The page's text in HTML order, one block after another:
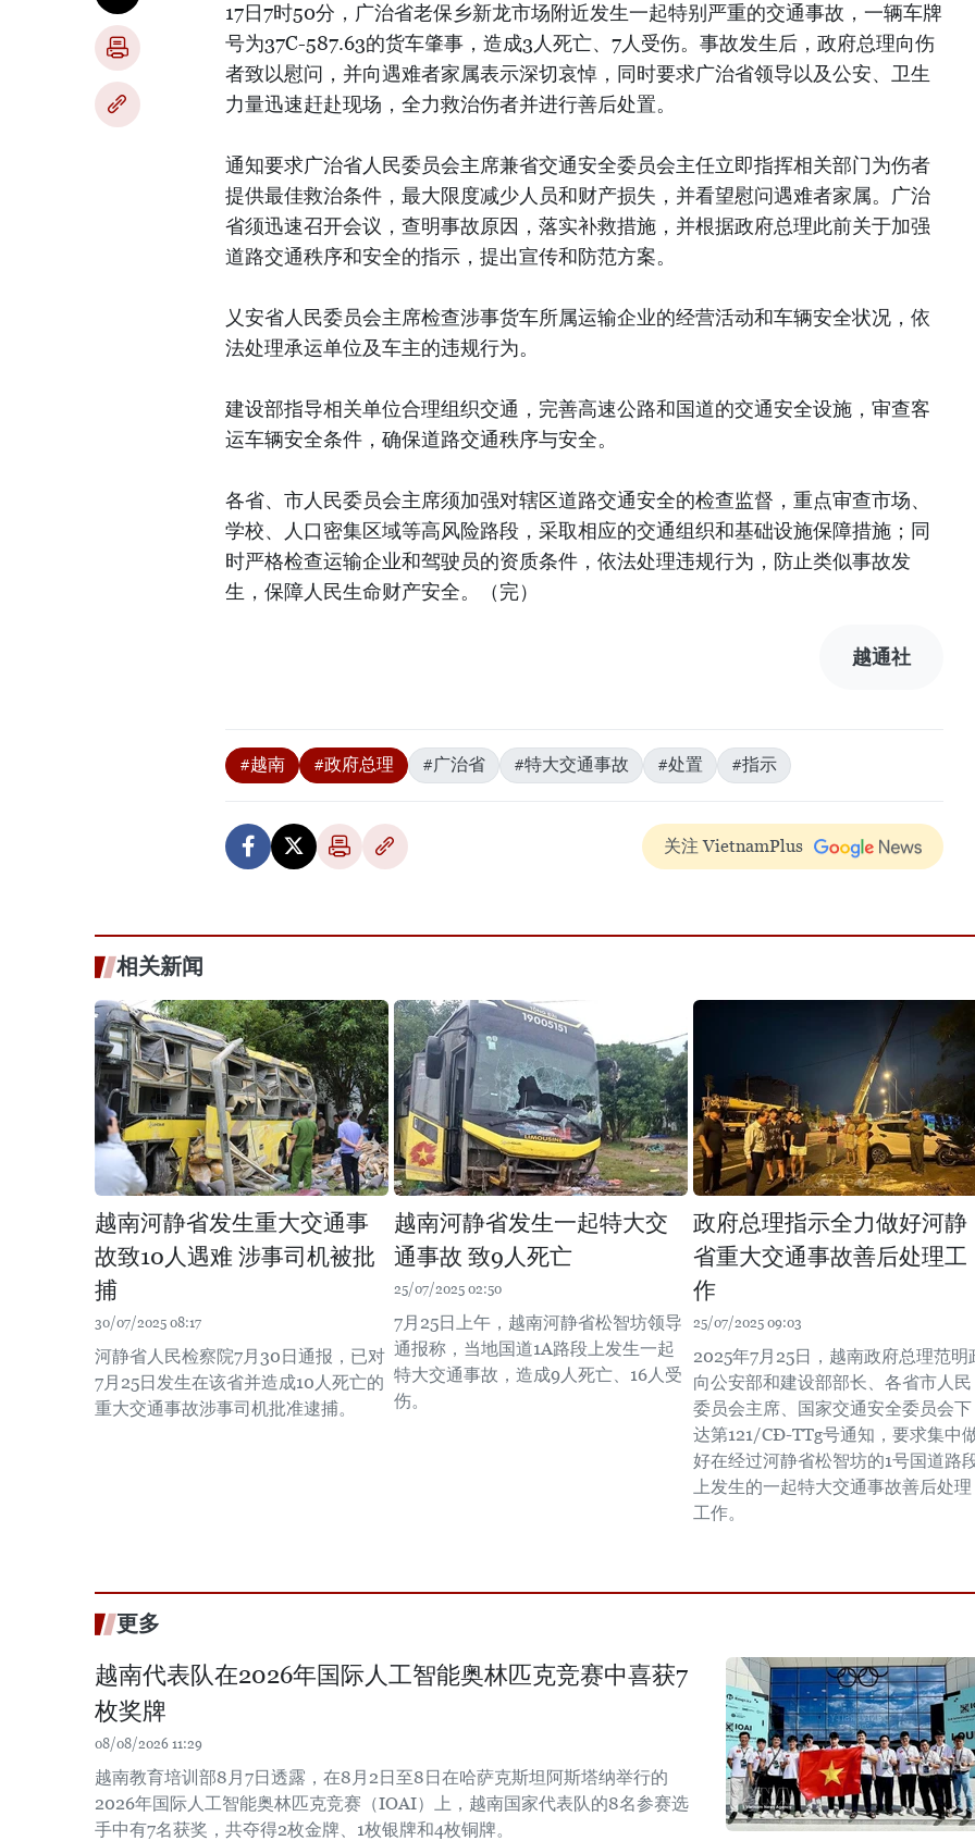
17日7时50分，广治省老保乡新龙市场附近发生一起特别严重的交通事故，一辆车牌
号为37C-587.63的货车肇事，造成3人死亡、7人受伤。事故发生后，政府总理向伤
者致以慰问，并向遇难者家属表示深切哀悼，同时要求广治省领导以及公安、卫生
力量迅速赶赴现场，全力救治伤者并进行善后处置。
通知要求广治省人民委员会主席兼省交通安全委员会主任立即指挥相关部门为伤者
提供最佳救治条件，最大限度减少人员和财产损失，并看望慰问遇难者家属。广治
省须迅速召开会议，查明事故原因，落实补救措施，并根据政府总理此前关于加强
道路交通秩序和安全的指示，提出宣传和防范方案。
乂安省人民委员会主席检查涉事货车所属运输企业的经营活动和车辆安全状况，依
法处理承运单位及车主的违规行为。
建设部指导相关单位合理组织交通，完善高速公路和国道的交通安全设施，审查客
运车辆安全条件，确保道路交通秩序与安全。
各省、市人民委员会主席须加强对辖区道路交通安全的检查监督，重点审查市场、
学校、人口密集区域等高风险路段，采取相应的交通组织和基础设施保障措施；同
时严格检查运输企业和驾驶员的资质条件，依法处理违规行为，防止类似事故发
生，保障人民生命财产安全。（完）
越通社
#越南 #政府总理 #广治省 #特大交通事故 #处置 #指示
关注 VietnamPlus
相关新闻
越南河静省发生重大交通事
故致10人遇难 涉事司机被批
捕
30/07/2025 08:17
河静省人民检察院7月30日通报，已对
7月25日发生在该省并造成10人死亡的
重大交通事故涉事司机批准逮捕。
越南河静省发生一起特大交
通事故 致9人死亡
25/07/2025 02:50
7月25日上午，越南河静省松智坊领导
通报称，当地国道1A路段上发生一起
特大交通事故，造成9人死亡、16人受
伤。
政府总理指示全力做好河静
省重大交通事故善后处理工
作
25/07/2025 09:03
2025年7月25日，越南政府总理范明
向公安部和建设部部长、各省市人民
委员会主席、国家交通安全委员会下
达第121/CĐ-TTg号通知，要求集中
好在经过河静省松智坊的1号国道路
上发生的一起特大交通事故善后处理
工作。
更多
越南代表队在2026年国际人工智能奥林匹克竞赛中喜获7
枚奖牌
08/08/2026 11:29
越南教育培训部8月7日透露，在8月2日至8日在哈萨克斯坦阿斯塔纳举行的
2026年国际人工智能奥林匹克竞赛（IOAI）上，越南国家代表队的8名参赛选
手中有7名获奖，共夺得2枚金牌、1枚银牌和4枚铜牌。